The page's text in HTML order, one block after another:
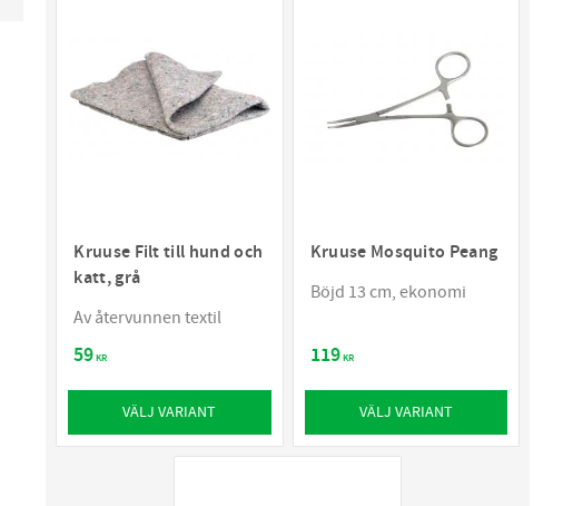
Kruuse Filt till hund och
katt, grå
Av återvunnen textil
59KR
VÄLJ VARIANT
Kruuse Mosquito Peang
Böjd 13 cm, ekonomi
119KR
VÄLJ VARIANT